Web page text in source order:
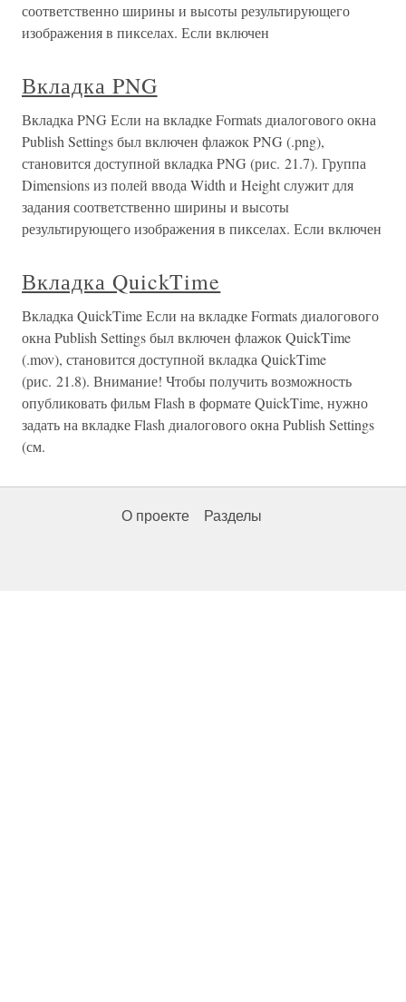
соответственно ширины и высоты результирующего
изображения в пикселах. Если включен
Вкладка PNG
Вкладка PNG Если на вкладке Formats диалогового окна
Publish Settings был включен флажок PNG (.png),
становится доступной вкладка PNG (рис. 21.7). Группа
Dimensions из полей ввода Width и Height служит для
задания соответственно ширины и высоты
результирующего изображения в пикселах. Если включен
Вкладка QuickTime
Вкладка QuickTime Если на вкладке Formats диалогового
окна Publish Settings был включен флажок QuickTime
(.mov), становится доступной вкладка QuickTime
(рис. 21.8). Внимание! Чтобы получить возможность
опубликовать фильм Flash в формате QuickTime, нужно
задать на вкладке Flash диалогового окна Publish Settings
(см.
О проекте Разделы